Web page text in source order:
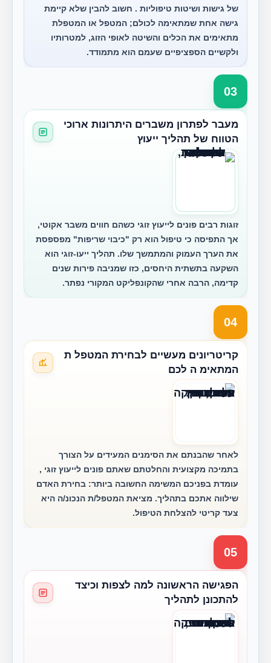
של גישות ושיטות טיפוליות . חשוב להבין שלא קיימת
גישה אחת שמתאימה לכולם; המטפל או המטפלת
מתאימים את הכלים והשיטה לאופי הזוג, למטרותיו
ולקשיים הספציפיים שעמם הוא מתמודד.
03
מעבר לפתרון משברים היתרונות ארוכי
הטווח של תהליך ייעוץ
זוגות רבים פונים לייעוץ זוגי כשהם חווים משבר אקוטי,
אך התפיסה כי טיפול הוא רק "כיבוי שריפות" מפספסת
את הערך העמוק והמתמשך שלו. תהליך ייעו-זוגי הוא
השקעה בתשתית היחסים, כזו שמניבה פירות שנים
קדימה, הרבה אחרי שהקונפליקט המקורי נפתר.
04
קריטריונים מעשיים לבחירת המטפל ת
המתאימ ה לכם
לאחר שהבנתם את הסימנים המעידים על הצורך
בתמיכה מקצועית והחלטתם שאתם פונים לייעוץ זוגי ,
עומדת בפניכם המשימה החשובה ביותר: בחירת האדם
שילווה אתכם בתהליך. מציאת המטפל/ת הנכונ/ה היא
צעד קריטי להצלחת הטיפול.
05
הפגישה הראשונה למה לצפות וכיצד
להתכונן לתהליך